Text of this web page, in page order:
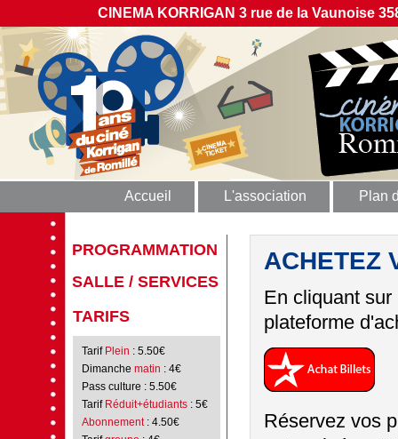
CINEMA KORRIGAN 3 rue de la Vaunoise
Accueil L'association Plan
PROGRAMMATION
SALLE / SERVICES
TARIFS
Tarif Plein : 5.50€
Dimanche matin : 4€
Pass culture : 5.50€
Tarif Réduit+étudiants : 5€
Abonnement: 4.50€
ACHETEZ
En cliquant
plateforme
Réservez vos